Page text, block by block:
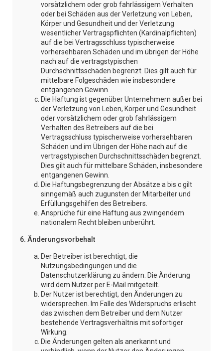
vorsätzlichem oder grob fahrlässigem Verhalten
oder bei Schäden aus der Verletzung von Leben,
Körper und Gesundheit und der Verletzung
wesentlicher Vertragspflichten (Kardinalpflichten)
auf die bei Vertragsschluss typischerweise
vorhersehbaren Schäden und im übrigen der Höhe
nach auf die vertragstypischen
Durchschnittsschäden begrenzt. Dies gilt auch für
mittelbare Folgeschäden wie insbesondere
entgangenen Gewinn.
Die Haftung ist gegenüber Unternehmern außer bei
der Verletzung von Leben, Körper und Gesundheit
oder vorsätzlichem oder grob fahrlässigem
Verhalten des Betreibers auf die bei
Vertragsschluss typischerweise vorhersehbaren
Schäden und im Übrigen der Höhe nach auf die
vertragstypischen Durchschnittsschäden begrenzt.
Dies gilt auch für mittelbare Schäden, insbesondere
entgangenen Gewinn.
Die Haftungsbegrenzung der Absätze a bis c gilt
sinngemäß auch zugunsten der Mitarbeiter und
Erfüllungsgehilfen des Betreibers.
Ansprüche für eine Haftung aus zwingendem
nationalem Recht bleiben unberührt.
6. Änderungsvorbehalt
Der Betreiber ist berechtigt, die
Nutzungsbedingungen und die
Datenschutzerklärung zu ändern. Die Änderung
wird dem Nutzer per E-Mail mitgeteilt.
Der Nutzer ist berechtigt, den Änderungen zu
widersprechen. Im Falle des Widerspruchs erlischt
das zwischen dem Betreiber und dem Nutzer
bestehende Vertragsverhältnis mit sofortiger
Wirkung.
Die Änderungen gelten als anerkannt und